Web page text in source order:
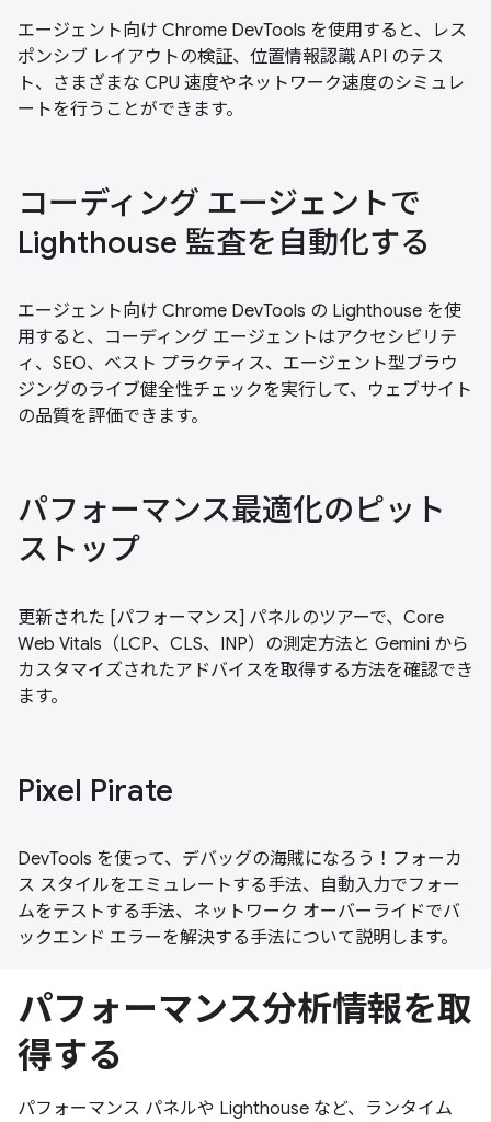
エージェント向け Chrome DevTools を使用すると、レス
ポンシブ レイアウトの検証、位置情報認識 API のテス
ト、さまざまな CPU 速度やネットワーク速度のシミュレ
ートを行うことができます。
コーディング エージェントで
Lighthouse 監査を自動化する
エージェント向け Chrome DevTools の Lighthouse を使
用すると、コーディング エージェントはアクセシビリテ
ィ、SEO、ベスト プラクティス、エージェント型ブラウ
ジングのライブ健全性チェックを実行して、ウェブサイト
の品質を評価できます。
パフォーマンス最適化のピット
ストップ
更新された [パフォーマンス] パネルのツアーで、Core
Web Vitals（LCP、CLS、INP）の測定方法と Gemini から
カスタマイズされたアドバイスを取得する方法を確認でき
ます。
Pixel Pirate
DevTools を使って、デバッグの海賊になろう！フォーカ
ス スタイルをエミュレートする手法、自動入力でフォー
ムをテストする手法、ネットワーク オーバーライドでバ
ックエンド エラーを解決する手法について説明します。
パフォーマンス分析情報を取
得する
パフォーマンス パネルや Lighthouse など、ランタイム